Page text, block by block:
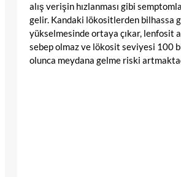
alış verişin hızlanması gibi
gelir. Kandaki lökositlerden bilhassa
yükselmesinde ortaya çıkar, lenfosit
sebep olmaz ve lökosit seviyesi 100
olunca meydana gelme riski